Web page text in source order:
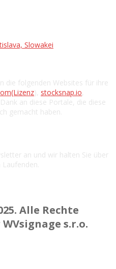
Slowakei
die folgenden Websites für ihre
(Lizenz), stocksnap.io,
Dank an diese Portale, die diese
gemacht haben.
an und wir halten Sie über
Alle Rechte
s.r.o.